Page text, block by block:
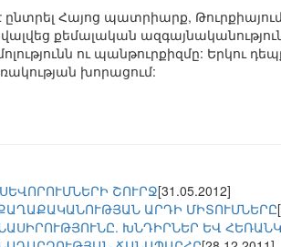
ընտրել Հայոց պատրիարք,
քեմալական
ու պանթուրքիզմը: Երկու
խորացում:
ՇՈՒՐՋ[31.05.2012]
ԱՐԴԻ ՄԻՏՈՒՄՆԵՐԸ
ԽՆԴԻՐՆԵՐ ԵՎ